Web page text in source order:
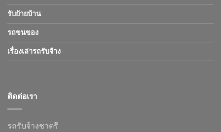
รับย้ายบ้าน
รถขนของ
เรื่องเล่ารถรับจ้าง
ติดต่อเรา
รถรับจ้างชาตรี